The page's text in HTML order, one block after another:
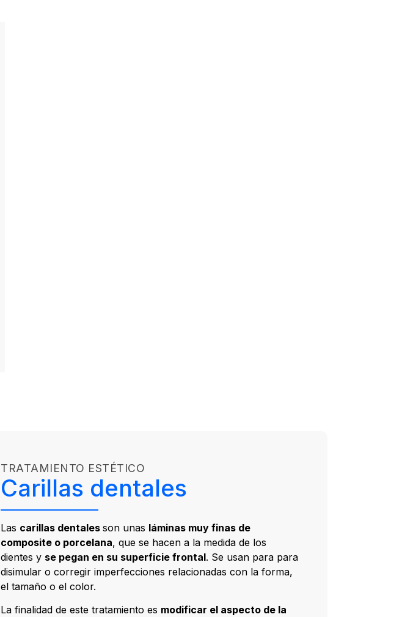
TRATAMIENTO ESTÉTICO
Carillas dentales
Las carillas dentales son unas láminas muy finas de
composite o porcelana, que se hacen a la medida de los
dientes y se pegan en su superficie frontal. Se usan para para
disimular o corregir imperfecciones relacionadas con la forma,
el tamaño o el color.
La finalidad de este tratamiento es modificar el aspecto de la